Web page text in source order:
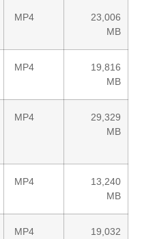
MP4
23,006
MB
MP4
19,816
MB
MP4
29,329
MB
MP4
13,240
MB
MP4
19,032